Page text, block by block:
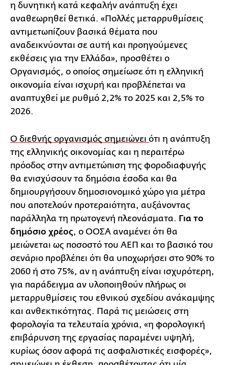
η δυνητική κατά κεφαλήν ανάπτυξη έχει
αναθεωρηθεί θετικά. «Πολλές μεταρρυθμίσεις
αντιμετωπίζουν βασικά θέματα που
αναδεικνύονται σε αυτή και προηγούμενες
εκθέσεις για την Ελλάδα», προσθέτει ο
Οργανισμός, ο οποίος σημείωσε ότι η ελληνική
οικονομία είναι ισχυρή και προβλέπεται να
αναπτυχθεί με ρυθμό 2,2% το 2025 και 2,5% το
2026.
Ο διεθνής οργανισμός σημειώνει ότι η ανάπτυξη
της ελληνικής οικονομίας και η περαιτέρω
πρόοδος στην αντιμετώπιση της φοροδιαφυγής
θα ενισχύσουν τα δημόσια έσοδα και θα
δημιουργήσουν δημοσιονομικό χώρο για μέτρα
που αποτελούν προτεραιότητα, αυξάνοντας
παράλληλα τη πρωτογενή πλεονάσματα. Για το
δημόσιο χρέος, ο ΟΟΣΑ αναμένει ότι θα
μειώνεται ως ποσοστό του ΑΕΠ και το βασικό του
σενάριο προβλέπει ότι θα υποχωρήσει στο 90% το
2060 ή στο 75%, αν η ανάπτυξη είναι ισχυρότερη,
για παράδειγμα αν υλοποιηθούν πλήρως οι
μεταρρυθμίσεις του εθνικού σχεδίου ανάκαμψης
και ανθεκτικότητας. Παρά τις μειώσεις στη
φορολογία τα τελευταία χρόνια, «η φορολογική
επιβάρυνση της εργασίας παραμένει υψηλή,
κυρίως όσον αφορά τις ασφαλιστικές εισφορές»,